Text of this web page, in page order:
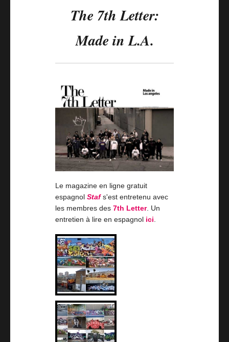
The 7th Letter:
Made in L.A.
Le magazine en ligne gratuit
espagnolStafs'est entretenu avec
les membres des7th Letter. Un
entretien à lire en espagnol ici.